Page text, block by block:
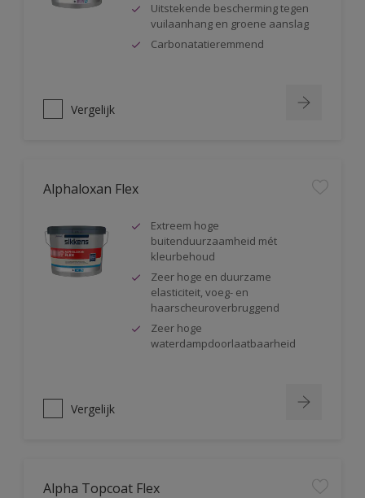
Uitstekende bescherming tegen
vuilaanhang en groene aanslag
Carbonatatieremmend
Vergelijk
Alphaloxan Flex
Extreem hoge
buitenduurzaamheid mét
kleurbehoud
Zeer hoge en duurzame
elasticiteit, voeg- en
haarscheuroverbruggend
Zeer hoge
waterdampdoorlaatbaarheid
Vergelijk
Alpha Topcoat Flex